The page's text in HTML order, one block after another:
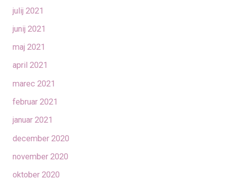
julij 2021
junij 2021
maj 2021
april 2021
marec 2021
februar 2021
januar 2021
december 2020
november 2020
oktober 2020